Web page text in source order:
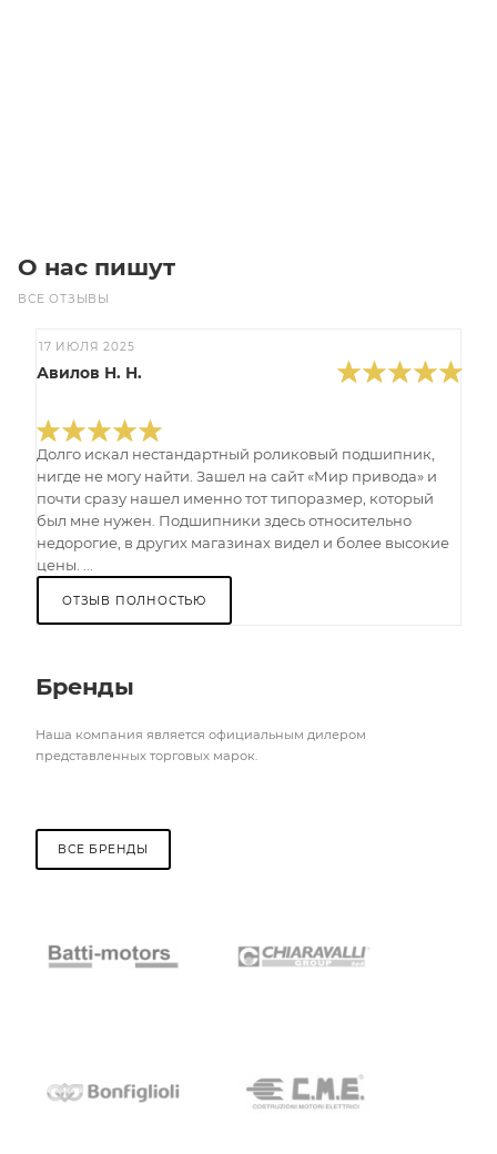
О нас пишут
ВСЕ ОТЗЫВЫ
17 ИЮЛЯ 2025
Авилов Н. Н.
Долго искал нестандартный роликовый подшипник,
нигде не могу найти. Зашел на сайт «Мир привода» и
почти сразу нашел именно тот типоразмер, который
был мне нужен. Подшипники здесь относительно
недорогие, в других магазинах видел и более высокие
цены. ...
ОТЗЫВ ПОЛНОСТЬЮ
Бренды
Наша компания является официальным дилером
представленных торговых марок.
ВСЕ БРЕНДЫ